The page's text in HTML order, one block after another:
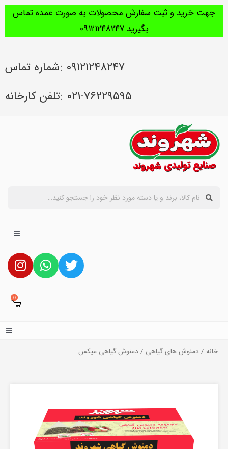
جهت خرید و ثبت سفارش محصولات به صورت عمده تماس
بگیرید 09121248247
09121248247 :شماره تماس
021-76229595 :تلفن کارخانه
0
خانه / دمنوش های گیاهی / دمنوش گیاهی میکس